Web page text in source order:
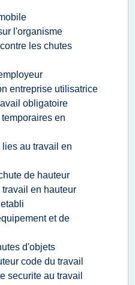
l'organisme
les chutes
entreprise utilisatrice
obligatoire
en
au travail en
de hauteur
en hauteur
et de
d'objets
code du travail
securite au travail